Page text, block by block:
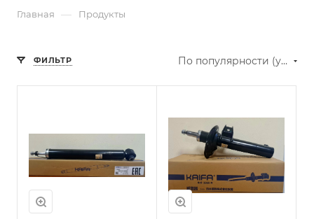
Главная — Продукты
ФИЛЬТР По популярности (убывание)